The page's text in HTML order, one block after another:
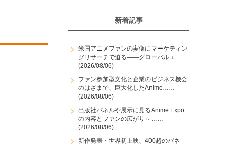
新着記事
米国アニメファンの実像にマーケティン
グリサーチで迫る――グローバルエ……
(2026/08/06)
ファン参加型文化と企業のビジネス機会
のはざまで、巨大化したAnime……
(2026/08/06)
出版社パネルや展示に見るAnime Expo
の内容とファンの広がり～……
(2026/08/06)
新作発表・世界初上映、400超のパネ